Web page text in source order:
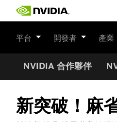
平台 開發者 產業
NVIDIA 合作夥伴
新突破！麻